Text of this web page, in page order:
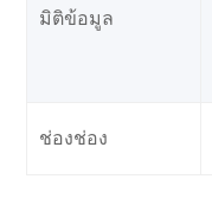
มิติข้อมูล
ช่องช่อง